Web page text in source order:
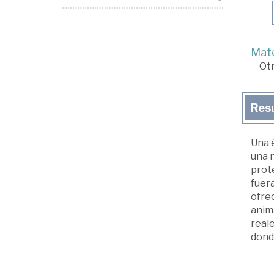
Una
una